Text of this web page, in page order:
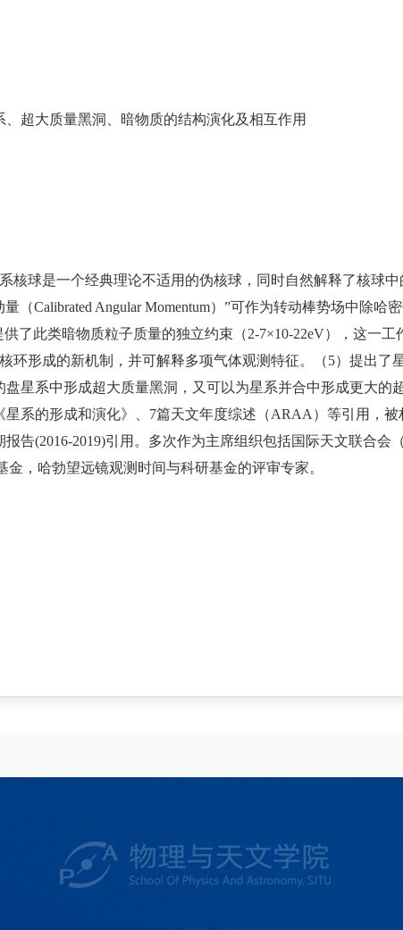
超大质量黑洞、暗物质的结构演化及相互作用
核球是一个经典理论不适用的伪核球，同时自然解释了核球
（Calibrated Angular Momentum）”可作为转动棒势场中除哈
了此类暗物质粒子质量的独立约束（2-7×10-22eV），这一
环形成的新机制，并可解释多项气体观测特征。（5）提出了
星系中形成超大质量黑洞，又可以为星系并合中形成更大的
系的形成和演化》、7篇天文年度综述（ARAA）等引用，
告(2016-2019)引用。多次作为主席组织包括国际天文联合会
，哈勃望远镜观测时间与科研基金的评审专家。